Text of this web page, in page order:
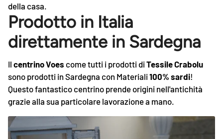
della casa.
Prodotto in Italia
direttamente in Sardegna
Il centrino Voes come tutti i prodotti diTessile Crabolu
sono prodotti in Sardegna con Materiali100% sardi!
Questo fantastico centrino prende origini nell'antichità
grazie alla sua particolare lavorazione a mano.